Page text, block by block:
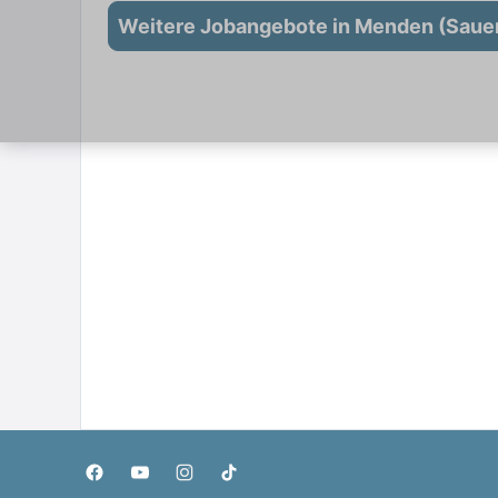
Weitere Jobangebote in Menden